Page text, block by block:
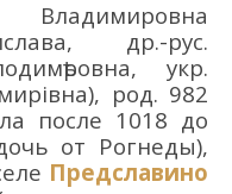
, др.-рус.
, укр.
), род. 982
после 1018 до
от Рогнеды),
Предславино